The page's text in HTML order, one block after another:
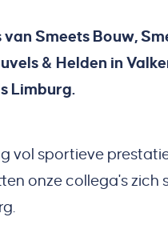
Smeets Bouw,
& Helden in
Limburg.
vol sportieve
onze collega's